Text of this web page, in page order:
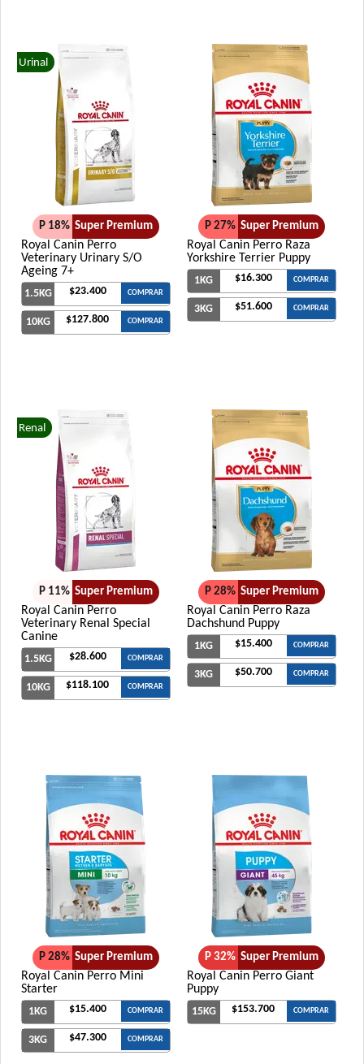
Urinal
P 18% Super Premium
Royal Canin Perro
Veterinary Urinary S/O
Ageing 7+
1.5KG $23.400 COMPRAR
10KG $127.800 COMPRAR
P 27% Super Premium
Royal Canin Perro Raza
Yorkshire Terrier Puppy
1KG $16.300 COMPRAR
3KG $51.600 COMPRAR
Renal
P 11% Super Premium
Royal Canin Perro
Veterinary Renal Special
Canine
1.5KG $28.600 COMPRAR
10KG $118.100 COMPRAR
P 28% Super Premium
Royal Canin Perro Raza
Dachshund Puppy
1KG $15.400 COMPRAR
3KG $50.700 COMPRAR
P 28% Super Premium
Royal Canin Perro Mini
Starter
1KG $15.400 COMPRAR
3KG $47.300 COMPRAR
P 32% Super Premium
Royal Canin Perro Giant
Puppy
15KG $153.700 COMPRAR